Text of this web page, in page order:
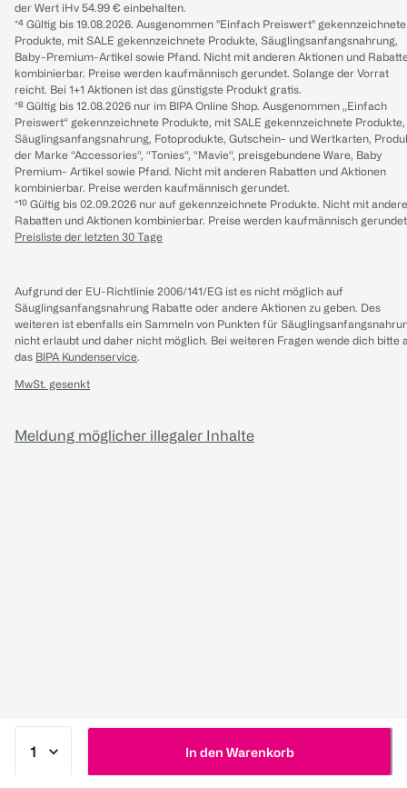
In den Warenkorb
der Wert iHv 54.99 € einbehalten.
*⁴ Gültig bis 19.08.2026. Ausgenommen "Einfach Preiswert" gekennzeichnete
Produkte, mit SALE gekennzeichnete Produkte, Säuglingsanfangsnahrung,
Baby-Premium-Artikel sowie Pfand. Nicht mit anderen Aktionen und
kombinierbar. Preise werden kaufmännisch gerundet. Solange der Vorrat
reicht. Bei 1+1 Aktionen ist das günstigste Produkt gratis.
*⁸ Gültig bis 12.08.2026 nur im BIPA Online Shop. Ausgenommen „Einfach
Preiswert“ gekennzeichnete Produkte, mit SALE gekennzeichnete Produkte,
Säuglingsanfangsnahrung, Fotoprodukte, Gutschein- und Wertkarten,
der Marke “Accessories“, “Tonies“, “Mavie“, preisgebundene Ware, Baby
Premium- Artikel sowie Pfand. Nicht mit anderen Rabatten und Aktionen
kombinierbar. Preise werden kaufmännisch gerundet.
*¹⁰ Gültig bis 02.09.2026 nur auf gekennzeichnete Produkte. Nicht mit
Rabatten und Aktionen kombinierbar. Preise werden kaufmännisch
Preisliste der letzten 30 Tage
Aufgrund der EU-Richtlinie 2006/141/EG ist es nicht möglich auf
Säuglingsanfangsnahrung Rabatte oder andere Aktionen zu geben. Des
weiteren ist ebenfalls ein Sammeln von Punkten für
nicht erlaubt und daher nicht möglich. Bei weiteren Fragen wende dich bitte
das BIPA Kundenservice.
MwSt. gesenkt
Meldung möglicher illegaler Inhalte